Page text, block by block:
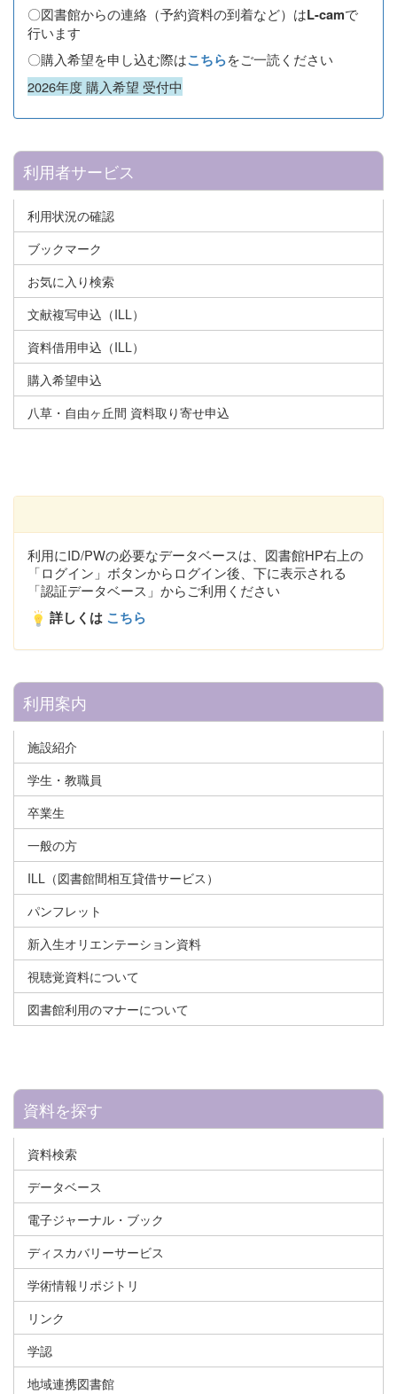
〇図書館からの連絡（予約資料の到着など）はL-camで
行います
〇購入希望を申し込む際はこちらをご一読ください
2026年度 購入希望 受付中
利用者サービス
利用状況の確認
ブックマーク
お気に入り検索
文献複写申込（ILL）
資料借用申込（ILL）
購入希望申込
八草・自由ヶ丘間 資料取り寄せ申込
利用にID/PWの必要なデータベースは、図書館HP右上の
「ログイン」ボタンからログイン後、下に表示される
「認証データベース」からご利用ください
詳しくは こちら
利用案内
施設紹介
学生・教職員
卒業生
一般の方
ILL（図書館間相互貸借サービス）
パンフレット
新入生オリエンテーション資料
視聴覚資料について
図書館利用のマナーについて
資料を探す
資料検索
データベース
電子ジャーナル・ブック
ディスカバリーサービス
学術情報リポジトリ
リンク
学認
地域連携図書館